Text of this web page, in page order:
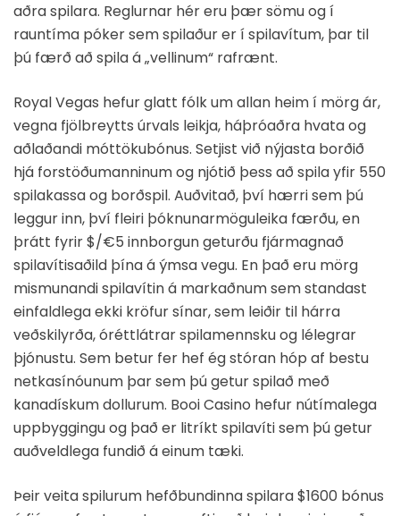
aðra spilara. Reglurnar hér eru þær sömu og í
rauntíma póker sem spilaður er í spilavítum, þar til
þú færð að spila á „vellinum“ rafrænt.
Royal Vegas hefur glatt fólk um allan heim í mörg ár,
vegna fjölbreytts úrvals leikja, háþróaðra hvata og
aðlaðandi móttökubónus. Setjist við nýjasta borðið
hjá forstöðumanninum og njótið þess að spila yfir 550
spilakassa og borðspil. Auðvitað, því hærri sem þú
leggur inn, því fleiri þóknunarmöguleika færðu, en
þrátt fyrir $/€5 innborgun geturðu fjármagnað
spilavítisaðild þína á ýmsa vegu. En það eru mörg
mismunandi spilavítin á markaðnum sem standast
einfaldlega ekki kröfur sínar, sem leiðir til hárra
veðskilyrða, óréttlátrar spilamennsku og lélegrar
þjónustu. Sem betur fer hef ég stóran hóp af bestu
netkasínóunum þar sem þú getur spilað með
kanadískum dollurum. Booi Casino hefur nútímalega
uppbyggingu og það er litríkt spilavíti sem þú getur
auðveldlega fundið á einum tæki.
Þeir veita spilurum hefðbundinna spilara $1600 bónus